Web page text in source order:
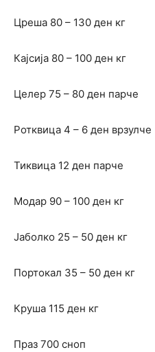
Цреша 80 – 130 ден кг
Кајсија 80 – 100 ден кг
Целер 75 – 80 ден парче
Ротквица 4 – 6 ден врзулче
Тиквица 12 ден парче
Модар 90 – 100 ден кг
Јаболко 25 – 50 ден кг
Портокал 35 – 50 ден кг
Круша 115 ден кг
Праз 700 сноп